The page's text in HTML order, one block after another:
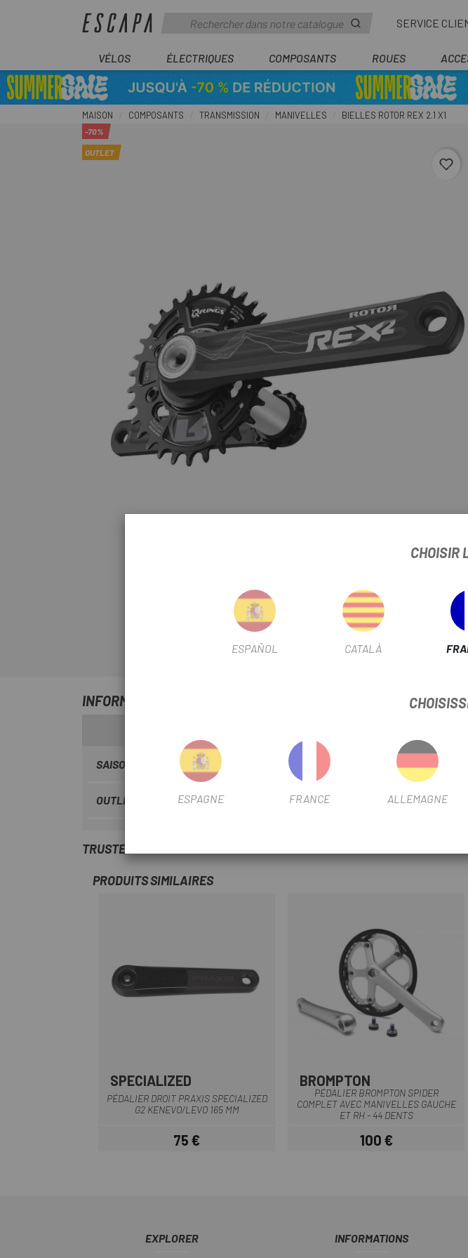
SERVICE
VÉLOS ÉLECTRIQUES COMPOSANTS ROUES
MAISON COMPOSANTS TRANSMISSION MANIVELLES BIELLES ROTOR REX 2.1 X1
-70%
OUTLET
INFORMATION SUR BIELLES ROTOR REX 2.1 X1
SAISON
OUTLET
TRUSTED SHOPS REVIEWS
PRODUITS SIMILAIRES
SPECIALIZED
PÉDALIER DROIT PRAXIS SPECIALIZED
G2 KENEVO/LEVO 165 MM
Prix
75 €
BROMPTON
PÉDALIER BROMPTON SPIDER
COMPLET AVEC MANIVELLES GAUCHE
ET RH - 44 DENTS
Prix
100 €
EXPLORER INFORMATIONS
CHOISIR
ESPAÑOL CATALÀ
ESPAGNE FRANCE ALLEMAGNE